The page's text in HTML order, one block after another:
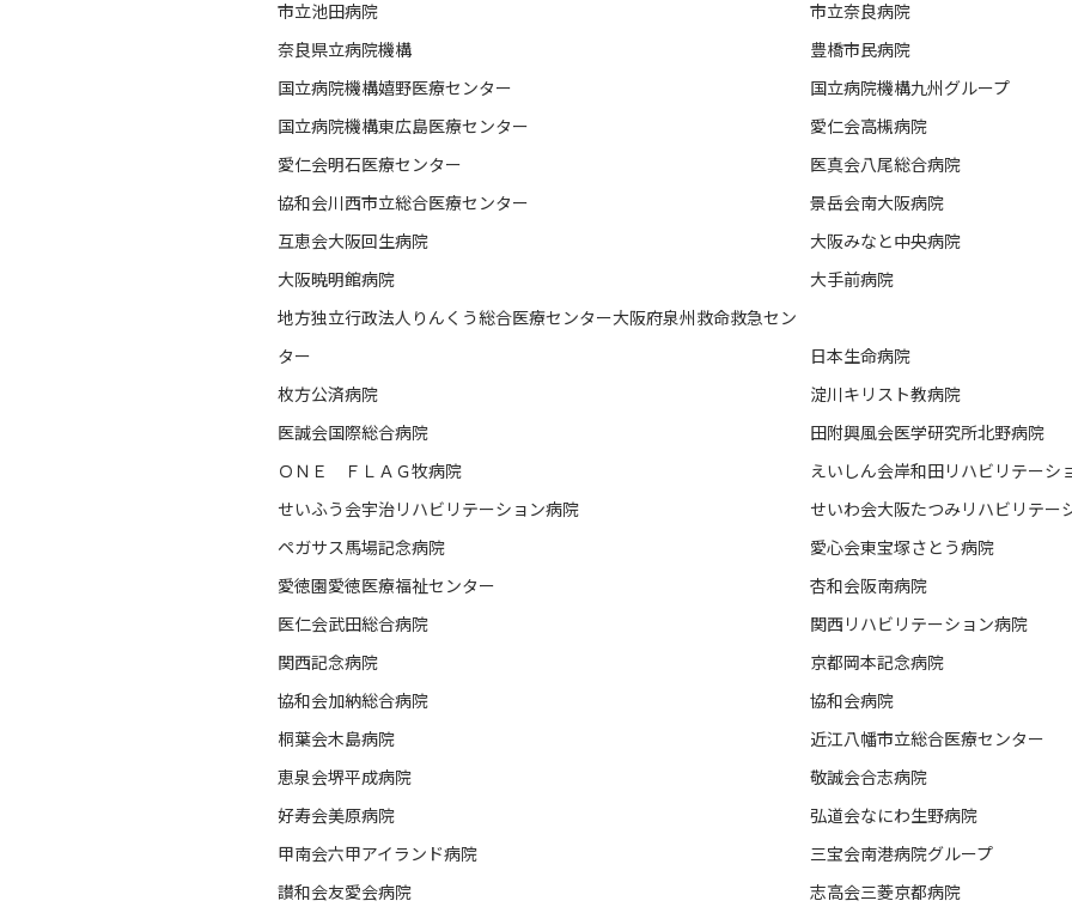
市立池田病院
市立奈良病院
奈良県立病院機構
豊橋市民病院
国立病院機構嬉野医療センター
国立病院機構九州グループ
国立病院機構東広島医療センター
愛仁会高槻病院
愛仁会明石医療センター
医真会八尾総合病院
協和会川西市立総合医療センター
景岳会南大阪病院
互恵会大阪回生病院
大阪みなと中央病院
大阪暁明館病院
大手前病院
地方独立行政法人りんくう総合医療センター大阪府泉州救命救急セン
ター
日本生命病院
枚方公済病院
淀川キリスト教病院
医誠会国際総合病院
田附興風会医学研究所北野病院
ＯＮＥ　ＦＬＡＧ牧病院
えいしん会岸和田リハビリテーシ
せいふう会宇治リハビリテーション病院
せいわ会大阪たつみリハビリテー
ペガサス馬場記念病院
愛心会東宝塚さとう病院
愛徳園愛徳医療福祉センター
杏和会阪南病院
医仁会武田総合病院
関西リハビリテーション病院
関西記念病院
京都岡本記念病院
協和会加納総合病院
協和会病院
桐葉会木島病院
近江八幡市立総合医療センター
恵泉会堺平成病院
敬誠会合志病院
好寿会美原病院
弘道会なにわ生野病院
甲南会六甲アイランド病院
三宝会南港病院グループ
讃和会友愛会病院
志高会三菱京都病院